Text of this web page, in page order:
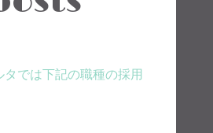
では下記の職種の採用